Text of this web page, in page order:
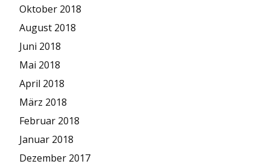
Oktober 2018
August 2018
Juni 2018
Mai 2018
April 2018
März 2018
Februar 2018
Januar 2018
Dezember 2017